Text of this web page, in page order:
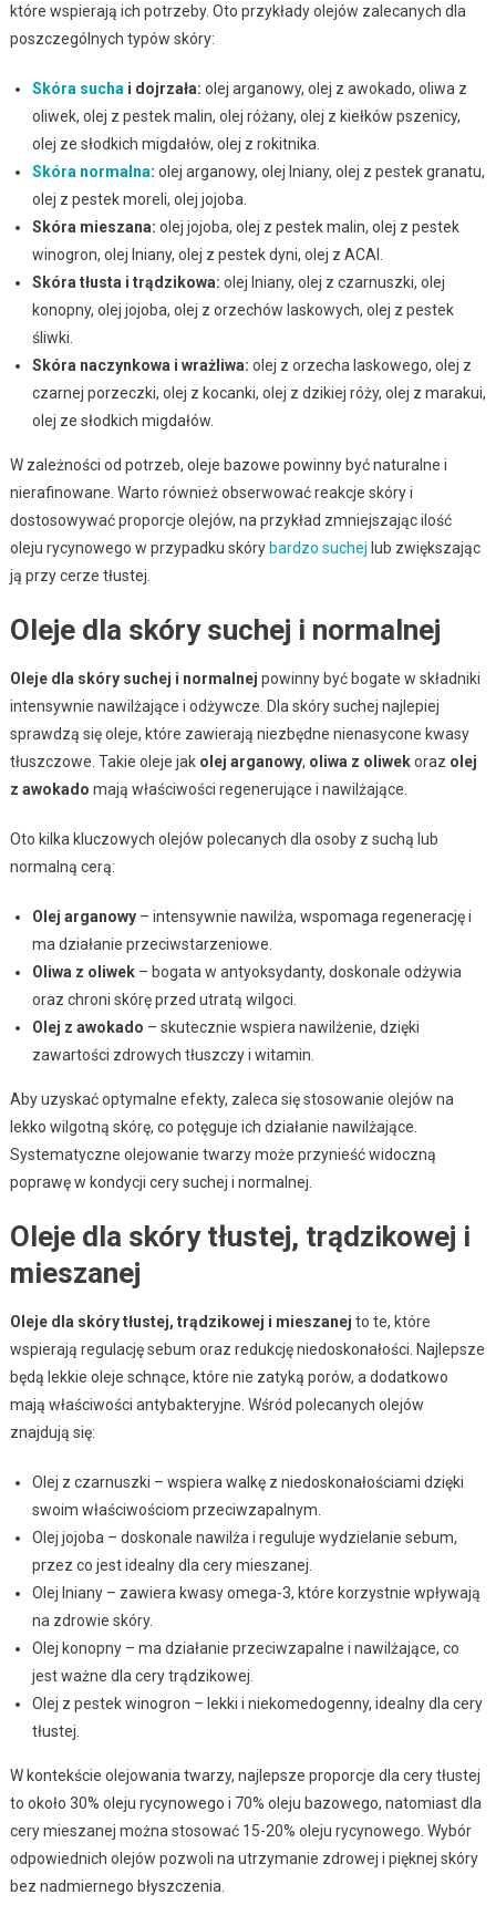
które wspierają ich potrzeby. Oto przykłady olejów zalecanych dla
poszczególnych typów skóry:
Skóra sucha i dojrzała: olej arganowy, olej z awokado, oliwa z
oliwek, olej z pestek malin, olej różany, olej z kiełków pszenicy,
olej ze słodkich migdałów, olej z rokitnika.
Skóra normalna: olej arganowy, olej lniany, olej z pestek granatu,
olej z pestek moreli, olej jojoba.
Skóra mieszana: olej jojoba, olej z pestek malin, olej z pestek
winogron, olej lniany, olej z pestek dyni, olej z ACAI.
Skóra tłusta i trądzikowa: olej lniany, olej z czarnuszki, olej
konopny, olej jojoba, olej z orzechów laskowych, olej z pestek
śliwki.
Skóra naczynkowa i wrażliwa: olej z orzecha laskowego, olej z
czarnej porzeczki, olej z kocanki, olej z dzikiej róży, olej z marakui,
olej ze słodkich migdałów.
W zależności od potrzeb, oleje bazowe powinny być naturalne i
nierafinowane. Warto również obserwować reakcje skóry i
dostosowywać proporcje olejów, na przykład zmniejszając ilość
oleju rycynowego w przypadku skórybardzo suchej lub zwiększając
ją przy cerze tłustej.
Oleje dla skóry suchej i normalnej
Oleje dla skóry suchej i normalnej powinny być bogate w składniki
intensywnie nawilżające i odżywcze. Dla skóry suchej najlepiej
sprawdzą się oleje, które zawierają niezbędne nienasycone kwasy
tłuszczowe. Takie oleje jak olej arganowy, oliwa z oliwekoraz olej
z awokado mają właściwości regenerujące i nawilżające.
Oto kilka kluczowych olejów polecanych dla osoby z suchą lub
normalną cerą:
Olej arganowy– intensywnie nawilża, wspomaga regenerację i
ma działanie przeciwstarzeniowe.
Oliwa z oliwek– bogata w antyoksydanty, doskonale odżywia
oraz chroni skórę przed utratą wilgoci.
Olej z awokado – skutecznie wspiera nawilżenie, dzięki
zawartości zdrowych tłuszczy i witamin.
Aby uzyskać optymalne efekty, zaleca się stosowanie olejów na
lekko wilgotną skórę, co potęguje ich działanie nawilżające.
Systematyczne olejowanie twarzy może przynieść widoczną
poprawę w kondycji cery suchej i normalnej.
Oleje dla skóry tłustej, trądzikowej i
mieszanej
Oleje dla skóry tłustej, trądzikowej i mieszanej to te, które
wspierają regulację sebum oraz redukcję niedoskonałości. Najlepsze
będą lekkie oleje schnące, które nie zatyką porów, a dodatkowo
mają właściwości antybakteryjne. Wśród polecanych olejów
znajdują się:
Olej z czarnuszki – wspiera walkę z niedoskonałościami dzięki
swoim właściwościom przeciwzapalnym.
Olej jojoba – doskonale nawilża i reguluje wydzielanie sebum,
przez co jest idealny dla cery mieszanej.
Olej lniany – zawiera kwasy omega-3, które korzystnie wpływają
na zdrowie skóry.
Olej konopny – ma działanie przeciwzapalne i nawilżające, co
jest ważne dla cery trądzikowej.
Olej z pestek winogron – lekki i niekomedogenny, idealny dla cery
tłustej.
W kontekście olejowania twarzy, najlepsze proporcje dla cery tłustej
to około 30% oleju rycynowego i 70% oleju bazowego, natomiast dla
cery mieszanej można stosować 15-20% oleju rycynowego. Wybór
odpowiednich olejów pozwoli na utrzymanie zdrowej i pięknej skóry
bez nadmiernego błyszczenia.